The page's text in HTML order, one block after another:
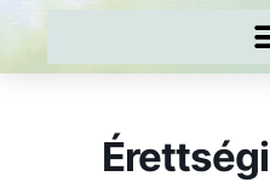
Érettségi